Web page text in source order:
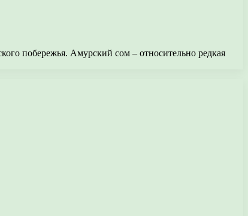
побережья. Амурский сом – относительно редкая